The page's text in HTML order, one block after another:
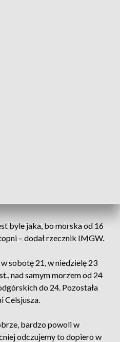
byle jaka, bo morska od 16
– dodał rzecznik IMGW.
sobotę 21, w niedzielę 23
nad samym morzem od 24
do 24. Pozostała
Celsjusza.
bardzo powoli w
odczujemy to dopiero w